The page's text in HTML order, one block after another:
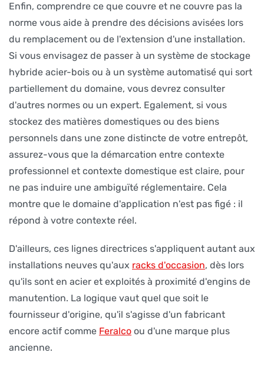
Enfin, comprendre ce que couvre et ne couvre pas la
norme vous aide à prendre des décisions avisées lors
du remplacement ou de l'extension d'une installation.
Si vous envisagez de passer à un système de stockage
hybride acier-bois ou à un système automatisé qui sort
partiellement du domaine, vous devrez consulter
d'autres normes ou un expert. Egalement, si vous
stockez des matières domestiques ou des biens
personnels dans une zone distincte de votre entrepôt,
assurez-vous que la démarcation entre contexte
professionnel et contexte domestique est claire, pour
ne pas induire une ambiguïté réglementaire. Cela
montre que le domaine d'application n'est pas figé : il
répond à votre contexte réel.
D'ailleurs, ces lignes directrices s'appliquent autant aux
installations neuves qu'aux racks d'occasion, dès lors
qu'ils sont en acier et exploités à proximité d'engins de
manutention. La logique vaut quel que soit le
fournisseur d'origine, qu'il s'agisse d'un fabricant
encore actif comme Feralco ou d'une marque plus
ancienne.